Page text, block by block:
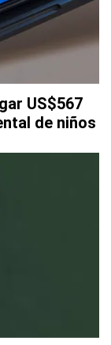
US$567
de niños